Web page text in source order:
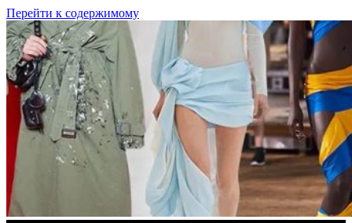
Перейти к содержимому